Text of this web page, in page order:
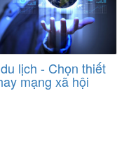
lịch - Chọn thiết
mạng xã hội